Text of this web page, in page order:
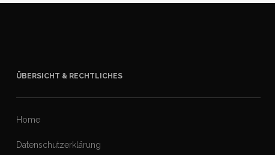
ÜBERSICHT & RECHTLICHES
Home
Datenschutzerklärung